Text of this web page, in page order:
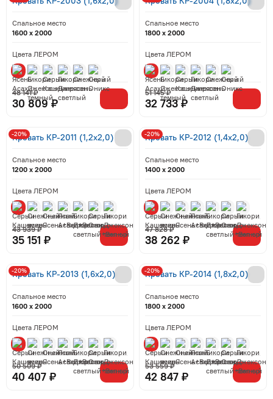
Спальное место
1600 x 2000
Цвета ЛЕРОМ
30 809 ₽
48 141 ₽
Спальное место
1800 x 2000
Цвета ЛЕРОМ
32 733 ₽
51 145 ₽
Кровать КР-2011 (1,2x2,0)
Спальное место
1200 x 2000
Цвета ЛЕРОМ
35 151 ₽
43 939 ₽
-20% Кровать КР-2012 (1,4x2,0)
Спальное место
1400 x 2000
Цвета ЛЕРОМ
38 262 ₽
47 828 ₽
-20%
Кровать КР-2013 (1,6x2,0)
Спальное место
1600 x 2000
Цвета ЛЕРОМ
40 407 ₽
50 509 ₽
-20% Кровать КР-2014 (1,8x2,0)
Спальное место
1800 x 2000
Цвета ЛЕРОМ
42 847 ₽
53 559 ₽
-20%